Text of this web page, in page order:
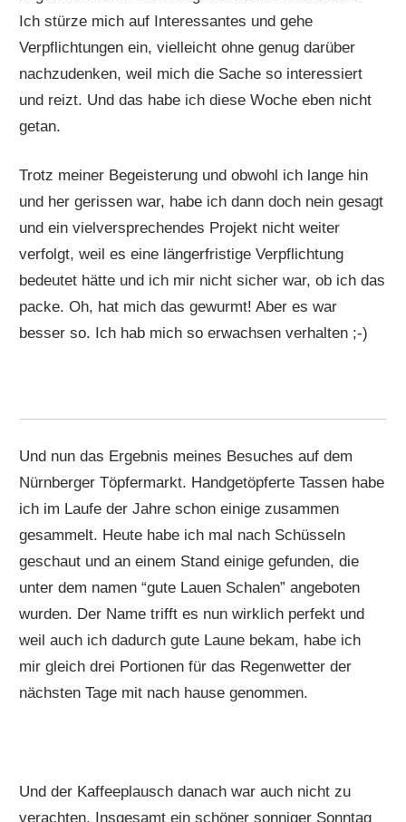
Ich stürze mich auf Interessantes und gehe
Verpflichtungen ein, vielleicht ohne genug darüber
nachzudenken, weil mich die Sache so interessiert
und reizt. Und das habe ich diese Woche eben nicht
getan.
Trotz meiner Begeisterung und obwohl ich lange hin
und her gerissen war, habe ich dann doch nein gesagt
und ein vielversprechendes Projekt nicht weiter
verfolgt, weil es eine längerfristige Verpflichtung
bedeutet hätte und ich mir nicht sicher war, ob ich das
packe. Oh, hat mich das gewurmt! Aber es war
besser so. Ich hab mich so erwachsen verhalten ;-)
Und nun das Ergebnis meines Besuches auf dem
Nürnberger Töpfermarkt. Handgetöpferte Tassen habe
ich im Laufe der Jahre schon einige zusammen
gesammelt. Heute habe ich mal nach Schüsseln
geschaut und an einem Stand einige gefunden, die
unter dem namen “gute Lauen Schalen” angeboten
wurden. Der Name trifft es nun wirklich perfekt und
weil auch ich dadurch gute Laune bekam, habe ich
mir gleich drei Portionen für das Regenwetter der
nächsten Tage mit nach hause genommen.
Und der Kaffeeplausch danach war auch nicht zu
verachten. Insgesamt ein schöner sonniger Sonntag